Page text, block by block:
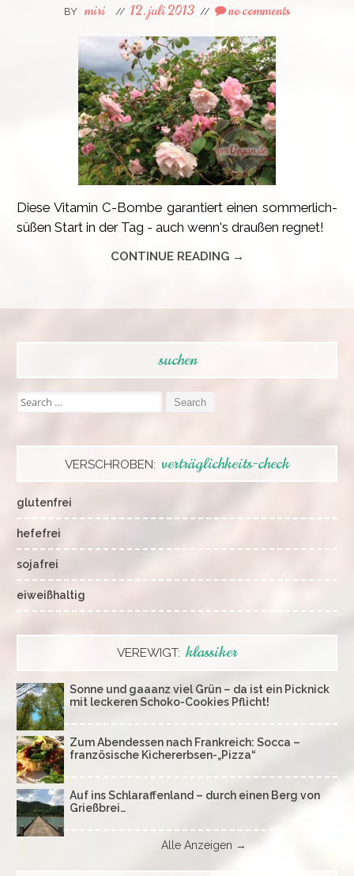
BY miri // 12. juli 2013 // no comments
Diese Vitamin C-Bombe garantiert einen sommerlich-
süßen Start in der Tag - auch wenn's draußen regnet!
CONTINUE READING →
suchen
Search
for:
VERSCHROBEN: verträglichkeits-check
glutenfrei
hefefrei
sojafrei
eiweißhaltig
VEREWIGT: klassiker
Sonne und gaaanz viel Grün – da ist ein Picknick
mit leckeren Schoko-Cookies Pflicht!
Zum Abendessen nach Frankreich: Socca –
französische Kichererbsen-„Pizza“
Auf ins Schlaraffenland – durch einen Berg von
Grießbrei…
Alle Anzeigen →